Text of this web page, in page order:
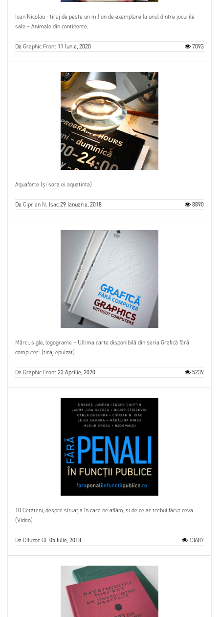
Ioan Nicolau - tiraj de peste un milion de exemplare la unul dintre jocurile
sale – Animale din continente.
DeGraphic Front 11 Iunie, 2020 7093
Aquaforte (și sora ei aquatinta)
DeCiprian N. Isac29 Ianuarie, 2018 8890
Mărci, sigle, logograme – Ultima carte disponibilă din seria Grafică fără
computer. (tiraj epuizat)
DeGraphic Front23 Aprilie, 2020 5239
10 Cetățeni, despre situația în care ne aflăm, și de ce ar trebui făcut ceva.
(Video)
De Difuzor GF05 Iulie, 2018 13687